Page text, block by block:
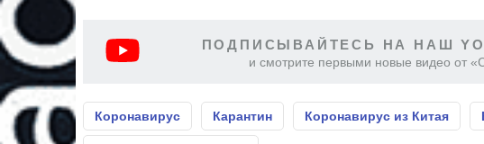
ПОДПИСЫВАЙТЕСЬ НА НАШ
и смотрите первыми новые видео от
Коронавирус Карантин Коронавирус из Китая